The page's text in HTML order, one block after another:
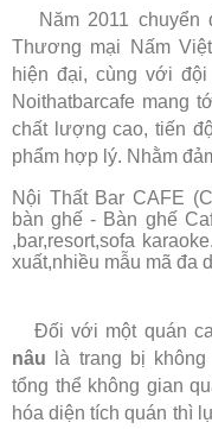
Năm 2011
Thương mại Nấm
hiện đại, cùng với
Noithatbarcafe mang
chất lượng cao, tiến
phẩm hợp lý. Nhằm
Nội Thất Bar CAFE
bàn ghế - Bàn ghế
,bar,resort,sofa
xuất,nhiều mẫu mã đa
Đối với một quán
nâu là trang bị
tổng thể không gian
hóa diện tích quán thì